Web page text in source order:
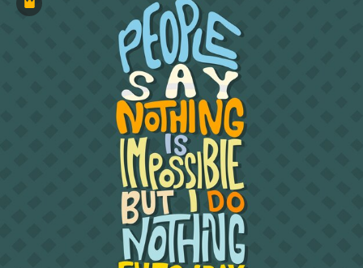
Premium